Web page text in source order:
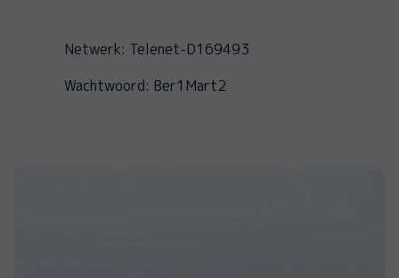
Netwerk: Telenet-D169493
Wachtwoord: Ber1Mart2